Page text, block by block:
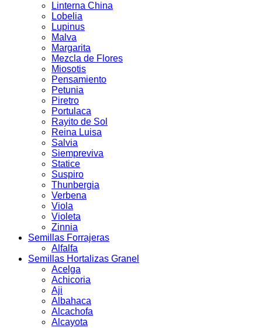
Linterna China
Lobelia
Lupinus
Malva
Margarita
Mezcla de Flores
Miosotis
Pensamiento
Petunia
Piretro
Portulaca
Rayito de Sol
Reina Luisa
Salvia
Siempreviva
Statice
Suspiro
Thunbergia
Verbena
Viola
Violeta
Zinnia
Semillas Forrajeras
Alfalfa
Semillas Hortalizas Granel
Acelga
Achicoria
Aji
Albahaca
Alcachofa
Alcayota